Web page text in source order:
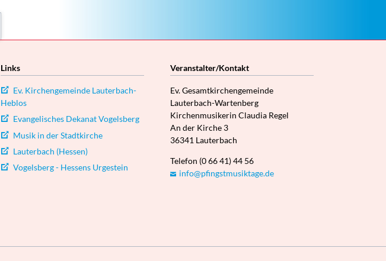
Links
Ev. Kirchengemeinde Lauterbach-
Heblos
Evangelisches Dekanat Vogelsberg
Musik in der Stadtkirche
Lauterbach (Hessen)
Vogelsberg - Hessens Urgestein
Veranstalter/Kontakt
Ev. Gesamtkirchengemeinde
Lauterbach-Wartenberg
Kirchenmusikerin Claudia Regel
An der Kirche 3
36341 Lauterbach
Telefon (0 66 41) 44 56
info@pfingstmusiktage.de